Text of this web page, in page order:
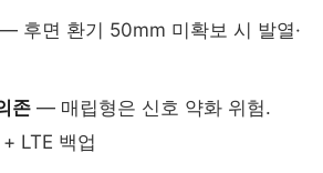
— 후면 환기 50mm 미확보 시 발열·
존 — 매립형은 신호 약화 위험.
LTE 백업